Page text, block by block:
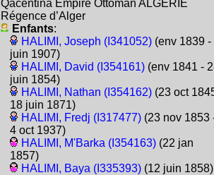
Qacentina Empire Ottoman ALGÉRIE
Régence d’Alger
Enfants:
HALIMI, Joseph (I341052)(env 1839 -
juin 1907)
HALIMI, David (I354161)(env 1841 -
juin 1854)
HALIMI, Nathan (I354162)(23 oct
18 juin 1871)
HALIMI, Fredj (I317477)(23 nov 1853
4 oct 1937)
HALIMI, M'Barka (I354163)(22 jan
1857)
HALIMI, Baya (I335393)(12 juin 1858)